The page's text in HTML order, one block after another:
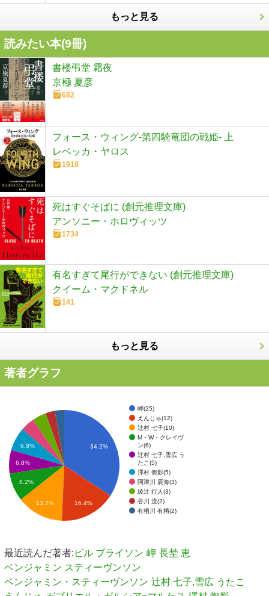
もっと見る
読みたい本(9冊)
書楼弔堂 霜夜
京極 夏彦
682
フォース・ウィング-第四騎竜団の戦姫- 上
レベッカ・ヤロス
1918
死はすぐそばに (創元推理文庫)
アンソニー・ホロヴィッツ
1734
有名すぎて尾行ができない (創元推理文庫)
クイーム・マクドネル
141
もっと見る
著者グラフ
岬(25)
えんじゅ(12)
辻村 七子(10)
M・W・クレイヴ
ン(6)
辻村 七子,雪広 う
たこ(5)
澤村 御影(5)
阿津川 辰海(3)
綾辻 行人(3)
谷川 流(2)
有栖川 有栖(2)
34.2%
6.8%
6.8%
8.2%
13.7% 16.4%
最近読んだ著者: ビル ブライソン 岬 長埜 恵
ベンジャミン スティーヴンソン
ベンジャミン・スティーヴンソン 辻村 七子,雪広 うたこ